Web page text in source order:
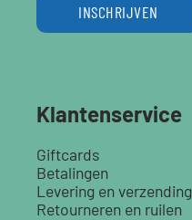
INSCHRIJVEN
Klantenservice
Giftcards
Betalingen
Levering en verzending
Retourneren en ruilen